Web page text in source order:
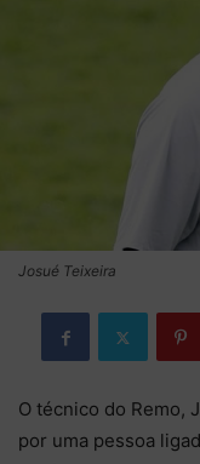
Josué Teixeira
O técnico do Remo,
por uma pessoa